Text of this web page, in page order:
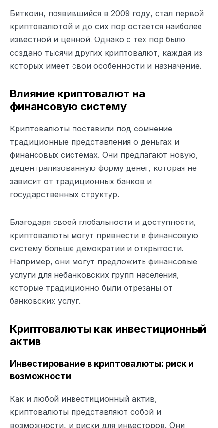
Биткоин, появившийся в 2009 году, стал первой
криптовалютой и до сих пор остается наиболее
известной и ценной. Однако с тех пор было
создано тысячи других криптовалют, каждая из
которых имеет свои особенности и назначение.
Влияние криптовалют на
финансовую систему
Криптовалюты поставили под сомнение
традиционные представления о деньгах и
финансовых системах. Они предлагают новую,
децентрализованную форму денег, которая не
зависит от традиционных банков и
государственных структур.
Благодаря своей глобальности и доступности,
криптовалюты могут привнести в финансовую
систему больше демократии и открытости.
Например, они могут предложить финансовые
услуги для небанковских групп населения,
которые традиционно были отрезаны от
банковских услуг.
Криптовалюты как инвестиционный
актив
Инвестирование в криптовалюты: риск и
возможности
Как и любой инвестиционный актив,
криптовалюты представляют собой и
возможности, и риски для инвесторов. Они